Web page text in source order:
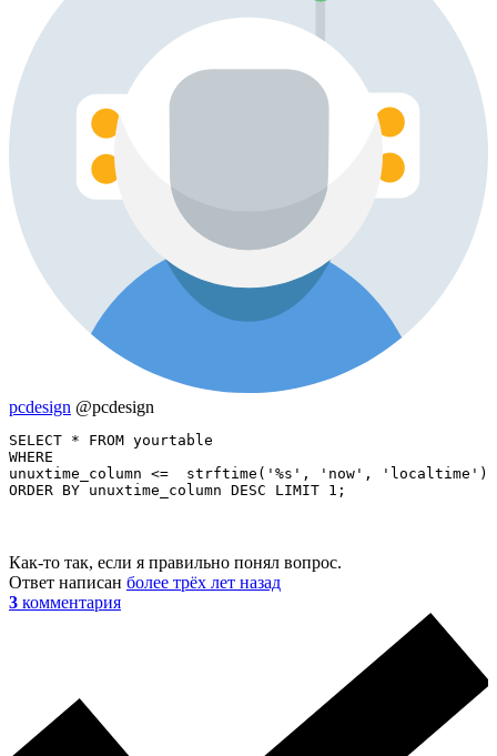
pcdesign @pcdesign
SELECT * FROM yourtable
WHERE
unuxtime_column <=  strftime('%s', 'now', 'localtime')
ORDER BY unuxtime_column DESC LIMIT 1;
Как-то так, если я правильно понял вопрос.
Ответ написан более трёх лет назад
3 комментария